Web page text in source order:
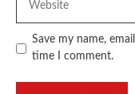
Save my name,
time I comment.